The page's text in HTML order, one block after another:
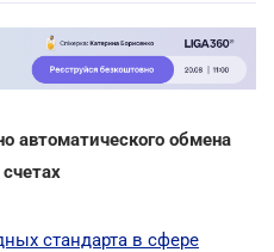
автоматического обмена
стандарта в сфере